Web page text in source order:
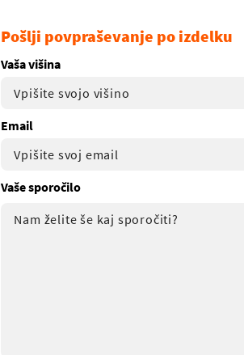
Pošlji povpraševanje po izdelku
Vaša višina
Email
Vaše sporočilo